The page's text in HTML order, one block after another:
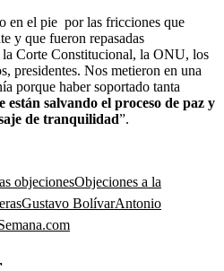
en el pie por las fricciones que
y que fueron repasadas
Corte Constitucional, la ONU, los
presidentes. Nos metieron en una
porque haber soportado tanta
están salvando el proceso de paz y
de tranquilidad”.
objecionesObjeciones a la
Gustavo BolívarAntonio